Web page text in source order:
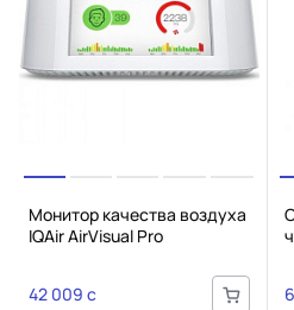
Монитор качества воздуха
IQAir AirVisual Pro
42 009 c